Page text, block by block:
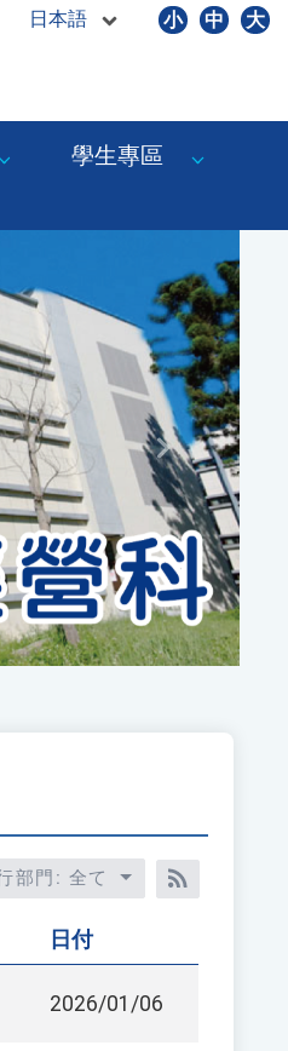
日本語 小 中 大
學生專區
Next
部門: 全て
RSS訂閱
日付
2026/01/06